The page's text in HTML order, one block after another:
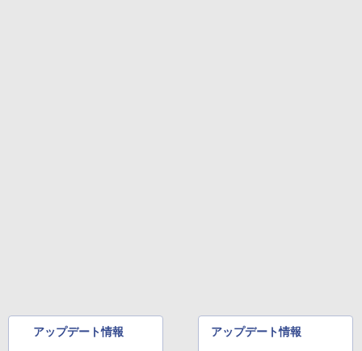
アップデート情報 アップデート情報